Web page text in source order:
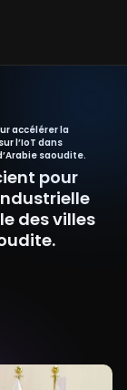
accélérer la
l’IoT dans
saoudite.
pour
des villes